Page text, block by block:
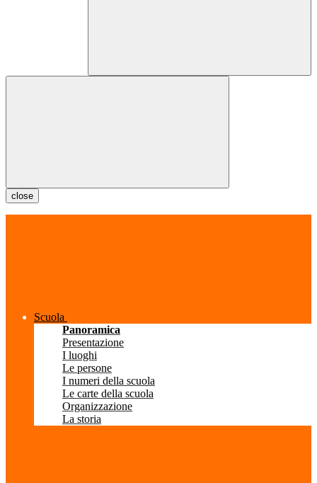
close
Scuola
Panoramica
Presentazione
I luoghi
Le persone
I numeri della scuola
Le carte della scuola
Organizzazione
La storia